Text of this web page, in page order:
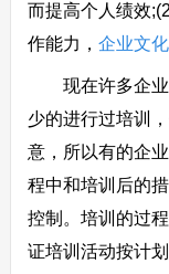
而提高个人绩效
作能力， 企业文化
现在许多企业
少的进行过培训
意，所以有的企
程中和培训后的
控制。培训的过
证培训活动按计